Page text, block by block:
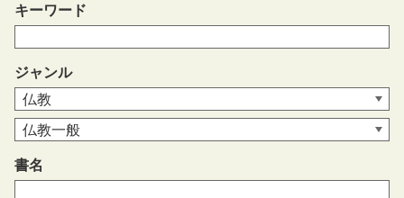
キーワード
ジャンル
書名